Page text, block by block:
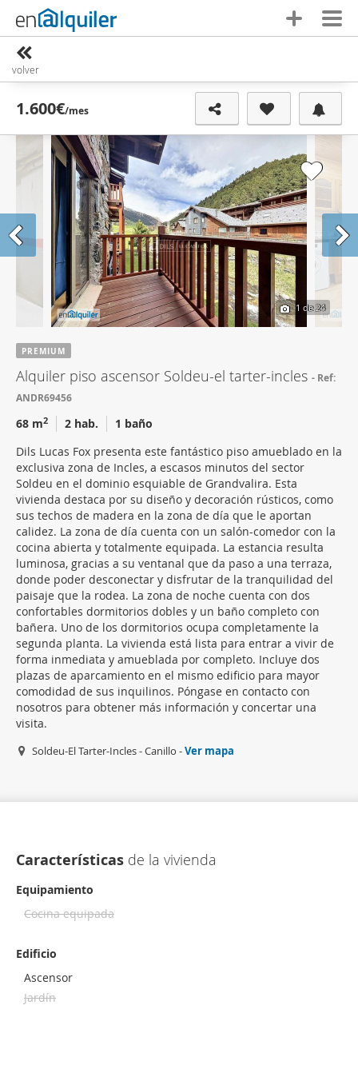
volver
1.600€/mes
1 de 24
PREMIUM
Alquiler piso ascensor Soldeu-el tarter-incles
Ref:
ANDR69456
68 m2 2 hab.
1 baño
Dils Lucas Fox presenta este fantástico piso amueblado en la
exclusiva zona de Incles, a escasos minutos del sector
Soldeu en el dominio esquiable de Grandvalira. Esta
vivienda destaca por su diseño y decoración rústicos, como
sus techos de madera en la zona de día que le aportan
calidez. La zona de día cuenta con un salón-comedor con la
cocina abierta y totalmente equipada. La estancia resulta
luminosa, gracias a su ventanal que da paso a una terraza,
donde poder desconectar y disfrutar de la tranquilidad del
paisaje que la rodea. La zona de noche cuenta con dos
confortables dormitorios dobles y un baño completo con
bañera. Uno de los dormitorios ocupa completamente la
segunda planta. La vivienda está lista para entrar a vivir de
forma inmediata y amueblada por completo. Incluye dos
plazas de aparcamiento en el mismo edificio para mayor
comodidad de sus inquilinos. Póngase en contacto con
nosotros para obtener más información y concertar una
visita.
Soldeu-El Tarter-Incles - Canillo -Ver mapa
Características de la vivienda
Equipamiento
Cocina equipada
Edificio
Ascensor
Jardín